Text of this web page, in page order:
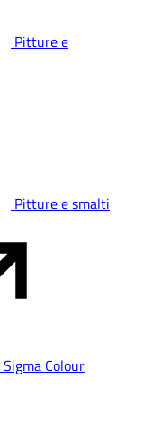
Pitture e
Pitture e smalti
Sigma Colour